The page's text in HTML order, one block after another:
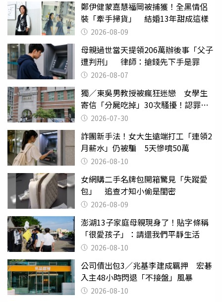
鄭伊健蒙嘉慧福岡被捕獲！全黑情侶
裝「牽手掃貨」 結婚13年甜成這樣
2026-08-09
母親過世當天提領206萬辦後事「父子
遭判刑」 律師：搶錢先下手是罪
2026-08-07
獨／東吳男教授被瘋狂迷戀 女學生
寄信「分屍吃掉」30次騷擾！認罪免
關 2026-07-30
詐團新手法！女大生遠端打工「連領2
月薪水」仍被騙 5天慘噴50萬
2026-08-10
女網購二手名牌包開箱驚見「失蹤愛
包」 追查才知小偷是閨密
2026-08-09
澎湖13子家庭母親現身了！貼字條稱
「很愛孩子」：請還我們平靜生活
2026-08-10
公司債出包3／兆基李建成羈押 宏碁
入主48小時閃退「不接盤」風暴
2026-08-10